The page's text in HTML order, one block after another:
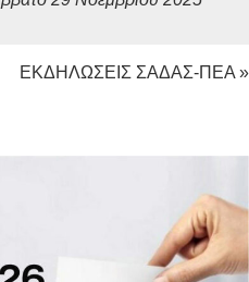
ΕΚΔΗΛΩΣΕΙΣ ΣΑΔΑΣ-ΠΕΑ »